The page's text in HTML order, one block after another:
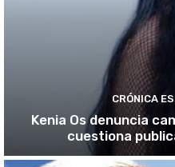
CRÓNICA
Kenia Os denuncia
cuestiona